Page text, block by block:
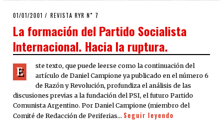
POSTED
01/01/2001 09/04/2020
REVISTA RYR N˚ 7
La formación del Partido Socialista
Internacional. Hacia la ruptura.
E
ste texto, que puede leerse como la continuación del
artículo de Daniel Campione ya publicado en el número 6
de Razón y Revolución, profundiza el análisis de las
discusiones previas a la fundación del PSI, el futuro Partido
Comunista Argentino. Por Daniel Campione (miembro del
Comité de Redacción de Periferias… Seguir leyendo